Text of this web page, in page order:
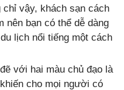
chỉ vậy, khách sạn cách
nên bạn có thể dễ dàng
lịch nổi tiếng một cách
với hai màu chủ đạo là
cho mọi người có